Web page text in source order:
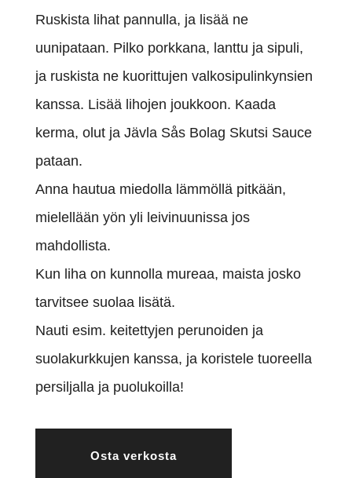
Ruskista lihat pannulla, ja lisää ne
uunipataan. Pilko porkkana, lanttu ja sipuli,
ja ruskista ne kuorittujen valkosipulinkynsien
kanssa. Lisää lihojen joukkoon. Kaada
kerma, olut ja Jävla Sås Bolag Skutsi Sauce
pataan.
Anna hautua miedolla lämmöllä pitkään,
mielellään yön yli leivinuunissa jos
mahdollista.
Kun liha on kunnolla mureaa, maista josko
tarvitsee suolaa lisätä.
Nauti esim. keitettyjen perunoiden ja
suolakurkkujen kanssa, ja koristele tuoreella
persiljalla ja puolukoilla!
Osta verkosta